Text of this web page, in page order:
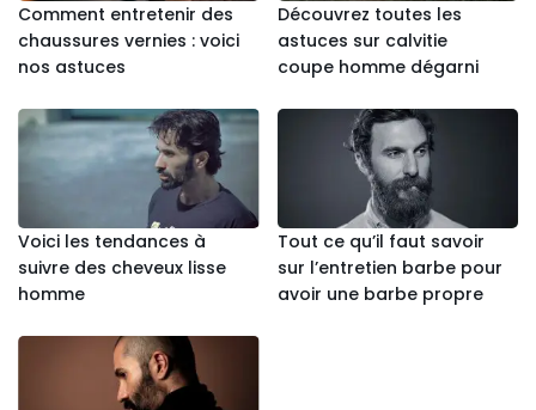
Comment entretenir des
chaussures vernies : voici
nos astuces
Découvrez toutes les
astuces sur calvitie
coupe homme dégarni
Voici les tendances à
suivre des cheveux lisse
homme
Tout ce qu’il faut savoir
sur l’entretien barbe pour
avoir une barbe propre